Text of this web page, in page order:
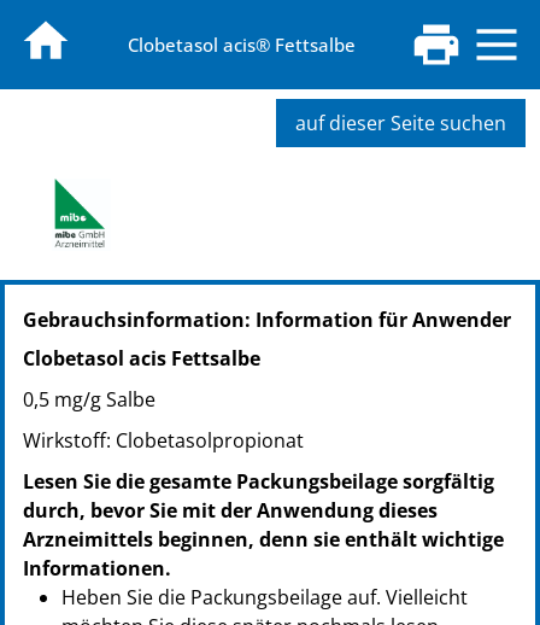
Clobetasol acis® Fettsalbe
auf dieser Seite suchen
PZN: 04882072
PPN: 110488207259
GTIN: 04260577690592
PPN: 110488214918
GTIN: 04260577690608
PZN: 04882155
PPN: 110488215581
GTIN: 04260577690615
Gebrauchsinformation: Information für Anwender
Clobetasol acis Fettsalbe
0,5 mg/g Salbe
Wirkstoff: Clobetasolpropionat
Lesen Sie die gesamte Packungsbeilage sorgfältig
durch, bevor Sie mit der Anwendung dieses
Arzneimittels beginnen, denn sie enthält wichtige
Informationen.
Heben Sie die Packungsbeilage auf. Vielleicht